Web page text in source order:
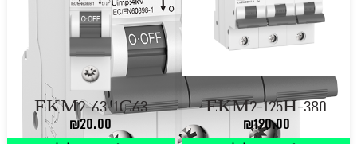
EKM2-125H-380
₪190.00
EKM2-63-1C63
₪20.00